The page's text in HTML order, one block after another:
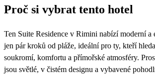
28 29 30
Proč si vybrat tento hotel
Ten Suite Residence v Rimini nabízí moderní a
jen pár kroků od pláže, ideální pro ty, kteří
soukromí, komfortu a přímořské atmosféry.
jsou světlé, v čistém designu a vybavené